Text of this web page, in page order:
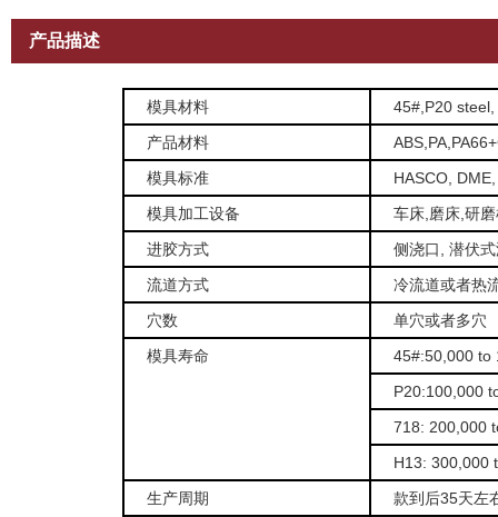
产品描述
模具材料
45#,P20
产品材料
模具标准
HASCO,
模具加工设备
车床,磨床,研
进胶方式
侧浇口, 潜伏
流道方式
冷流道或者热
穴数
单穴或者多穴
模具寿命
45#:50,000 to
P20:100,000
718: 200,000
H13: 300,000
生产周期
款到后35天左